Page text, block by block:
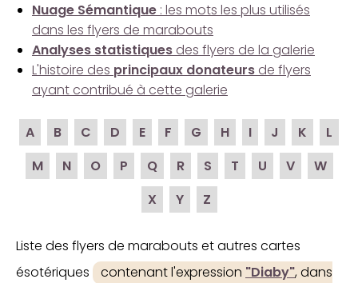
Nuage Sémantique : les mots les plus utilisés
dans les flyers de marabouts
Analyses statistiques des flyers de la galerie
L'histoire des principaux donateurs de flyers
ayant contribué à cette galerie
A B C D E F G H I J K
L
M
N O P Q R S T U V
W
X
Y Z
Liste des flyers de marabouts et autres cartes
ésotériques
contenant l'expression "Diaby", dans